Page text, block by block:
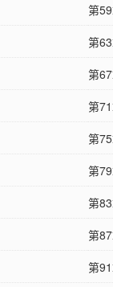
第
第
第
第
第
第
第
第
第